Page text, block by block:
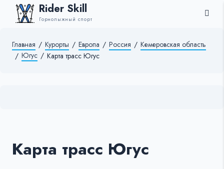
Rider Skill
Горнолыжный спорт
Главная / Курорты / Европа / Россия / Кемеровская область
/ Югус / Карта трасс Югус
Карта трасс Югус